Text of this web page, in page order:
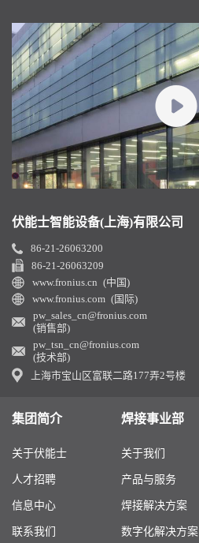
伏能士智能设备(上海)有限公司
86-21-26063200
86-21-26063209
www.fronius.cn (中国)
www.fronius.com (国际)
pw_sales_cn@fronius.com
(销售部)
pw_tsn_cn@fronius.com
(技术部)
上海市宝山区富联二路177弄2号楼
集团简介
关于伏能士
人才招聘
信息中心
联系我们
焊接事业部
关于我们
产品与服务
焊接解决方案
数字化解决方案